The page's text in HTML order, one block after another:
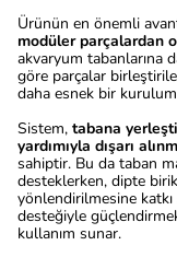
Ürünün en önemli
modüler parçalardan
akvaryum tabanlarına
göre parçalar
daha esnek bir
Sistem, tabana
yardımıyla dışarı
sahiptir. Bu da taban
desteklerken, dipte
yönlendirilmesine
desteğiyle
kullanım sunar.